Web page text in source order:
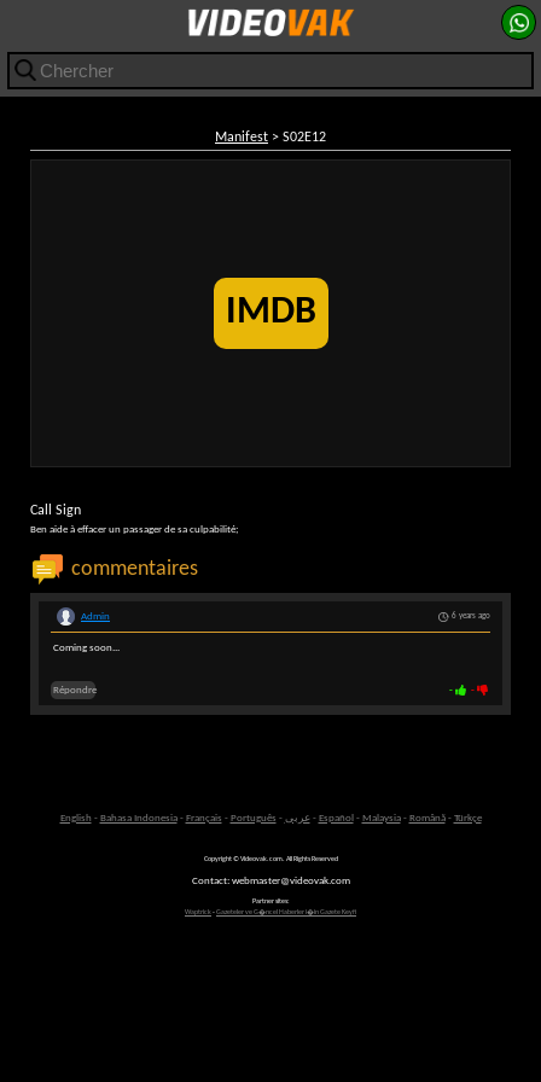
Manifest > S02E12
IMDB
Call Sign
Ben aide à effacer un passager de sa culpabilité;
commentaires
6 years ago
Admin
Coming soon...
- -
Répondre
English - Bahasa Indonesia- Français - Português - عربى- Español - Malaysia- Română- Türkçe
Copyright © Videovak.com. All Rights Reserved
Contact: webmaster@videovak.com
Partner sites:
Waptrick-Gazeteler ve G�ncel Haberler i�in Gazete Keyfi